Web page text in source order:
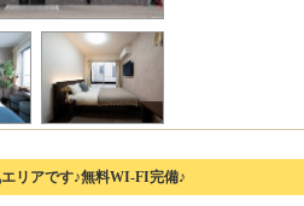
リアです♪無料WI-FI完備♪